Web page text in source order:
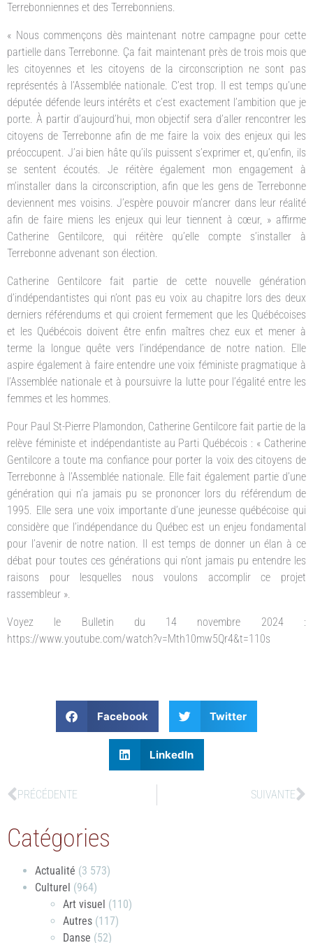
Terrebonniennes et des Terrebonniens.
« Nous commençons dès maintenant notre campagne pour cette
partielle dans Terrebonne. Ça fait maintenant près de trois mois que
les citoyennes et les citoyens de la circonscription ne sont pas
représentés à l’Assemblée nationale. C’est trop. Il est temps qu’une
députée défende leurs intérêts et c’est exactement l’ambition que je
porte. À partir d’aujourd’hui, mon objectif sera d’aller rencontrer les
citoyens de Terrebonne afin de me faire la voix des enjeux qui les
préoccupent. J’ai bien hâte qu’ils puissent s’exprimer et, qu’enfin, ils
se sentent écoutés. Je réitère également mon engagement à
m’installer dans la circonscription, afin que les gens de Terrebonne
deviennent mes voisins. J’espère pouvoir m’ancrer dans leur réalité
afin de faire miens les enjeux qui leur tiennent à cœur, » affirme
Catherine Gentilcore, qui réitère qu’elle compte s’installer à
Terrebonne advenant son élection.
Catherine Gentilcore fait partie de cette nouvelle génération
d’indépendantistes qui n’ont pas eu voix au chapitre lors des deux
derniers référendums et qui croient fermement que les Québécoises
et les Québécois doivent être enfin maîtres chez eux et mener à
terme la longue quête vers l’indépendance de notre nation. Elle
aspire également à faire entendre une voix féministe pragmatique à
l’Assemblée nationale et à poursuivre la lutte pour l’égalité entre les
femmes et les hommes.
Pour Paul St-Pierre Plamondon, Catherine Gentilcore fait partie de la
relève féministe et indépendantiste au Parti Québécois : « Catherine
Gentilcore a toute ma confiance pour porter la voix des citoyens de
Terrebonne à l’Assemblée nationale. Elle fait également partie d’une
génération qui n’a jamais pu se prononcer lors du référendum de
1995. Elle sera une voix importante d’une jeunesse québécoise qui
considère que l’indépendance du Québec est un enjeu fondamental
pour l’avenir de notre nation. Il est temps de donner un élan à ce
débat pour toutes ces générations qui n’ont jamais pu entendre les
raisons pour lesquelles nous voulons accomplir ce projet
rassembleur ».
Voyez le Bulletin du 14 novembre 2024 :
https://www.youtube.com/watch?v=Mth10mw5Qr4&t=110s
Facebook Twitter
LinkedIn
PRÉCÉDENTE SUIVANTE
Catégories
Actualité (3 573)
Culturel (964)
Art visuel (110)
Autres (117)
Danse (52)